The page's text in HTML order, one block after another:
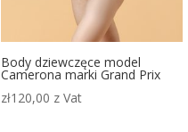
Body dziewczęce model
Camerona marki Grand Prix
zł120,00 z Vat